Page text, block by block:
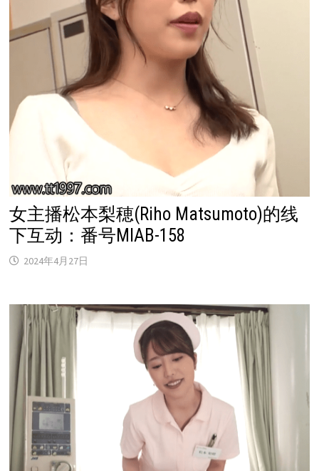
女主播松本梨穂(Riho Matsumoto)的线
下互动：番号MIAB-158
2024年4月27日